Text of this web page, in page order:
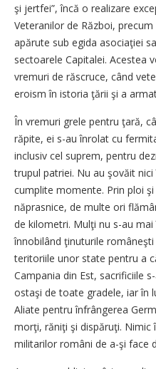
şi jertfei”, încă o realizare
Veteranilor de Război,
apărute sub egida asociaţiei
sectoarele Capitalei. Acestea
vremuri de răscruce, când
eroism în istoria ţării şi a
În vremuri grele pentru ţară,
răpite, ei s-au înrolat cu
inclusiv cel suprem, pentru
trupul patriei. Nu au şovăit
cumplite momente. Prin ploi
năprasnice, de multe ori
de kilometri. Mulţi nu s-au
înnobilând ţinuturile
teritoriile unor state pentru a
Campania din Est, sacrificiile
ostaşi de toate gradele, iar în
Aliate pentru înfrângerea
morţi, răniţi şi dispăruţi. Nimic
militarilor români de a-şi face